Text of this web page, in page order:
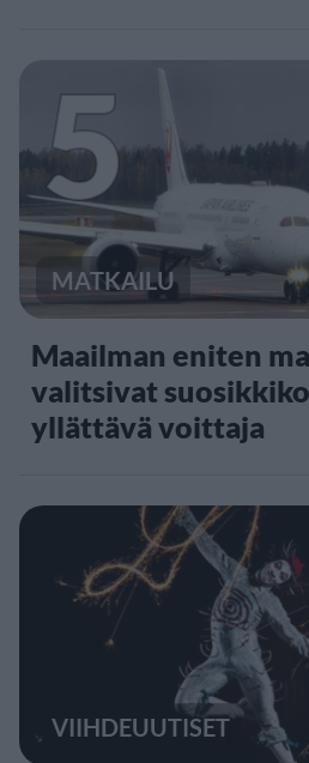
5
MATKAILU
Maailman eniten
valitsivat
yllättävä voittaja
VIIHDEUUTISET